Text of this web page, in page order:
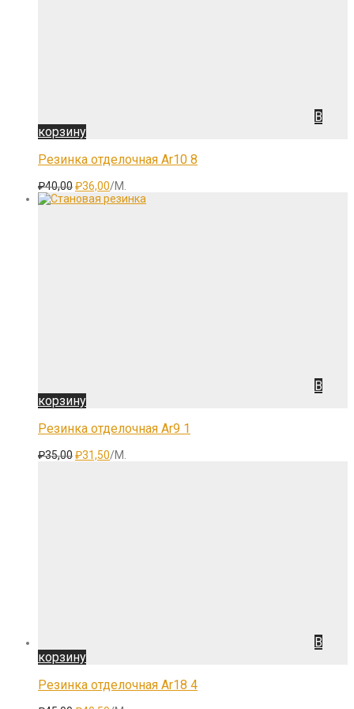
В
корзину
Резинка отделочная Ar10 8
₽40,00Первоначальная
цена
₽36,00Текущая
цена:
/М.
В
корзину
Резинка отделочная Ar9 1
₽35,00Первоначальная
₽31,50Текущая
/М.
В
корзину
Резинка отделочная Ar18 4